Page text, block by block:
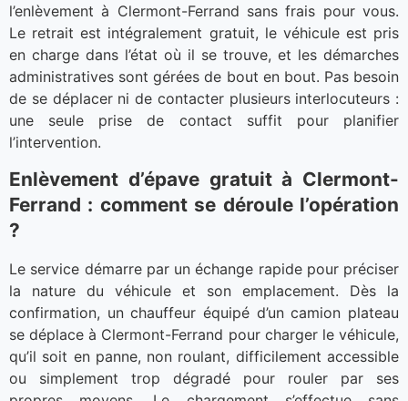
l’enlèvement à Clermont-Ferrand sans frais pour vous.
Le retrait est intégralement gratuit, le véhicule est pris
en charge dans l’état où il se trouve, et les démarches
administratives sont gérées de bout en bout. Pas besoin
de se déplacer ni de contacter plusieurs interlocuteurs :
une seule prise de contact suffit pour planifier
l’intervention.
Enlèvement d’épave gratuit à Clermont-
Ferrand : comment se déroule l’opération
?
Le service démarre par un échange rapide pour préciser
la nature du véhicule et son emplacement. Dès la
confirmation, un chauffeur équipé d’un camion plateau
se déplace à Clermont-Ferrand pour charger le véhicule,
qu’il soit en panne, non roulant, difficilement accessible
ou simplement trop dégradé pour rouler par ses